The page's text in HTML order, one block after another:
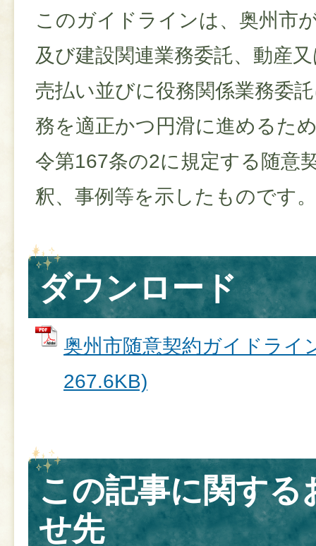
このガイドラインは、奥州市
及び建設関連業務委託、動産
売払い並びに役務関係業務委
務を適正かつ円滑に進めるた
令第167条の2に規定する随意
釈、事例等を示したものです。
ダウンロード
奥州市随意契約ガイドライ
267.6KB)
この記事に関する
せ先